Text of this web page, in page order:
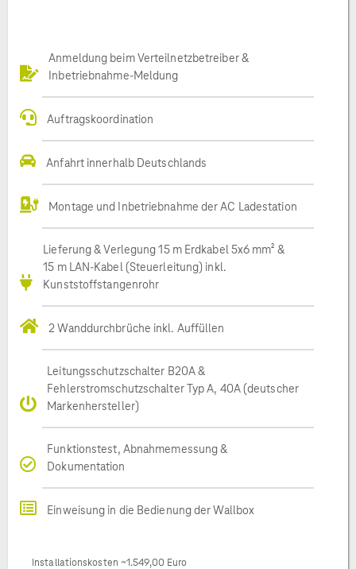
Anmeldung beim Verteilnetzbetreiber &
Inbetriebnahme-Meldung
Auftragskoordination
Anfahrt innerhalb Deutschlands
Montage und Inbetriebnahme der AC Ladestation
Lieferung & Verlegung 15 m Erdkabel 5x6 mm² &
15 m LAN-Kabel (Steuerleitung) inkl.
Kunststoffstangenrohr
2 Wanddurchbrüche inkl. Auffüllen
Leitungsschutzschalter B20A &
Fehlerstromschutzschalter Typ A, 40A (deutscher
Markenhersteller)
Funktionstest, Abnahmemessung &
Dokumentation
Einweisung in die Bedienung der Wallbox
Installationskosten ~1.549,00 Euro